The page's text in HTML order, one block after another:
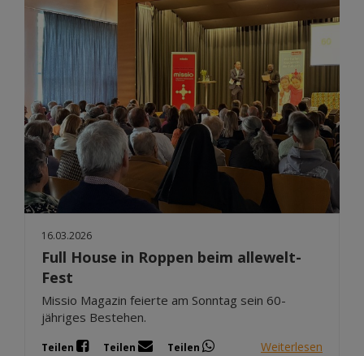
16.03.2026
Full House in Roppen beim allewelt-
Fest
Missio Magazin feierte am Sonntag sein 60-
jähriges Bestehen.
Teilen Teilen Teilen Weiterlesen